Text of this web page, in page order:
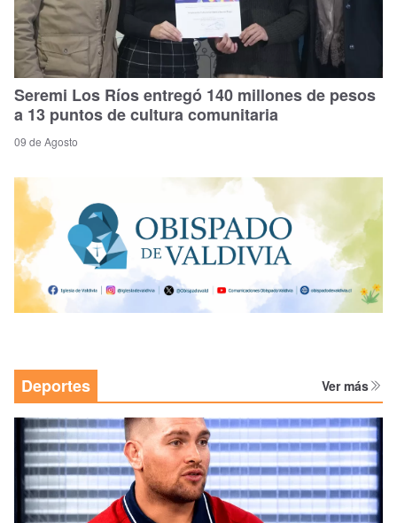
Seremi Los Ríos entregó 140 millones de pesos
a 13 puntos de cultura comunitaria
09 de Agosto
Deportes Ver más